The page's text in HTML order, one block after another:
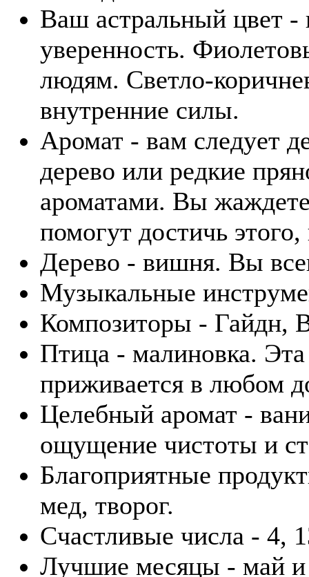
Ваш астральный цвет
уверенность.
людям. Светло-
внутренние силы.
Аромат - вам следует
дерево или редкие
ароматами. Вы
помогут достичь
Дерево - вишня. Вы
Музыкальные
Композиторы - Гайдн,
Птица - малиновка.
приживается в любом
Целебный аромат -
ощущение чистоты и
Благоприятные
мед, творог.
Счастливые числа - 4,
Лучшие месяцы - май